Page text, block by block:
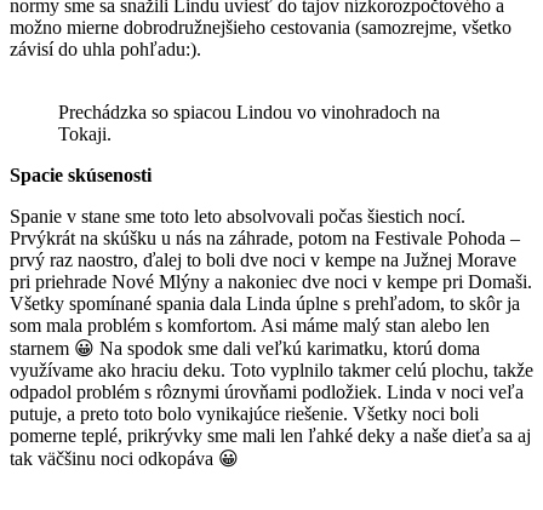
normy sme sa snažili Lindu uviesť do tajov nízkorozpočtového a
možno mierne dobrodružnejšieho cestovania (samozrejme, všetko
závisí do uhla pohľadu:).
Prechádzka so spiacou Lindou vo vinohradoch na
Tokaji.
Spacie skúsenosti
Spanie v stane sme toto leto absolvovali počas šiestich nocí.
Prvýkrát na skúšku u nás na záhrade, potom na Festivale Pohoda –
prvý raz naostro, ďalej to boli dve noci v kempe na Južnej Morave
pri priehrade Nové Mlýny a nakoniec dve noci v kempe pri Domaši.
Všetky spomínané spania dala Linda úplne s prehľadom, to skôr ja
som mala problém s komfortom. Asi máme malý stan alebo len
starnem 😀 Na spodok sme dali veľkú karimatku, ktorú doma
využívame ako hraciu deku. Toto vyplnilo takmer celú plochu, takže
odpadol problém s rôznymi úrovňami podložiek. Linda v noci veľa
putuje, a preto toto bolo vynikajúce riešenie. Všetky noci boli
pomerne teplé, prikrývky sme mali len ľahké deky a naše dieťa sa aj
tak väčšinu noci odkopáva 😀